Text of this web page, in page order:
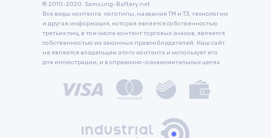
© 2010-2020. Samsung-Battery.net
Все виды контента: логотипы, названия ТМ и ТЗ, технологии
и другая информация, которая является собственностью
третьих лиц, в том числе контент торговых знаков, является
собственностью их законных правообладателей. Наш сайт
не является владельцем этого контента и использует его
для иллюстрации, и в справочно-ознакомительных целях.